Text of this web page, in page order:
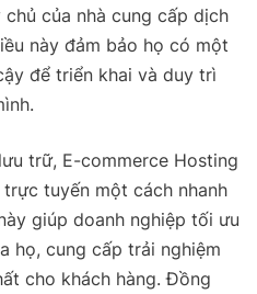
của nhà cung cấp dịch
này đảm bảo họ có một
để triển khai và duy trì
trữ, E-commerce Hosting
tuyến một cách nhanh
giúp doanh nghiệp tối ưu
họ, cung cấp trải nghiệm
cho khách hàng. Đồng